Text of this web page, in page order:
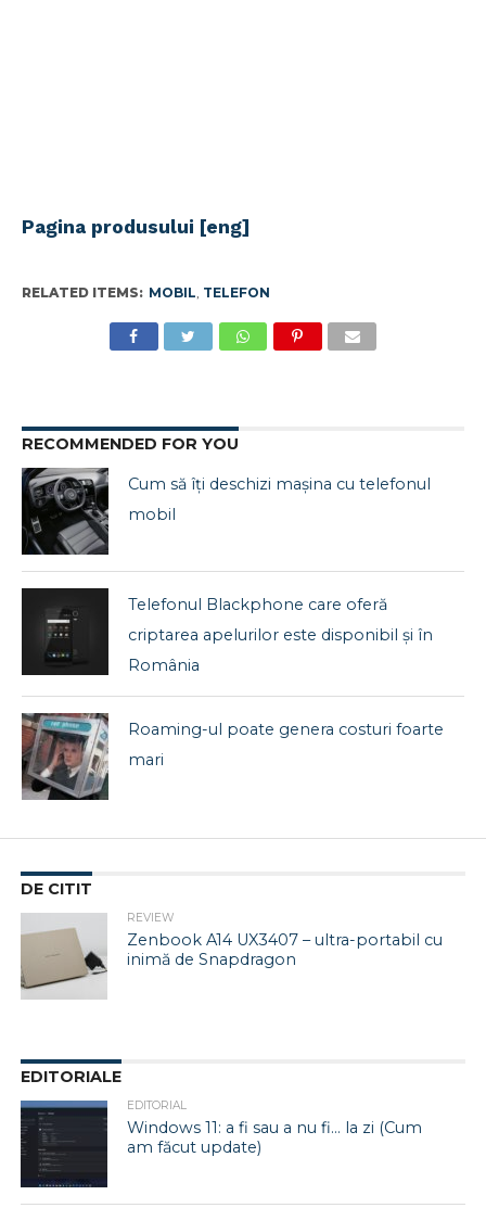
Pagina produsului [eng]
RELATED ITEMS: MOBIL, TELEFON
RECOMMENDED FOR YOU
Cum să îți deschizi mașina cu telefonul
mobil
Telefonul Blackphone care oferă
criptarea apelurilor este disponibil și în
România
Roaming-ul poate genera costuri foarte
mari
DE CITIT
REVIEW
Zenbook A14 UX3407 – ultra-portabil cu
inimă de Snapdragon
EDITORIALE
EDITORIAL
Windows 11: a fi sau a nu fi… la zi (Cum
am făcut update)